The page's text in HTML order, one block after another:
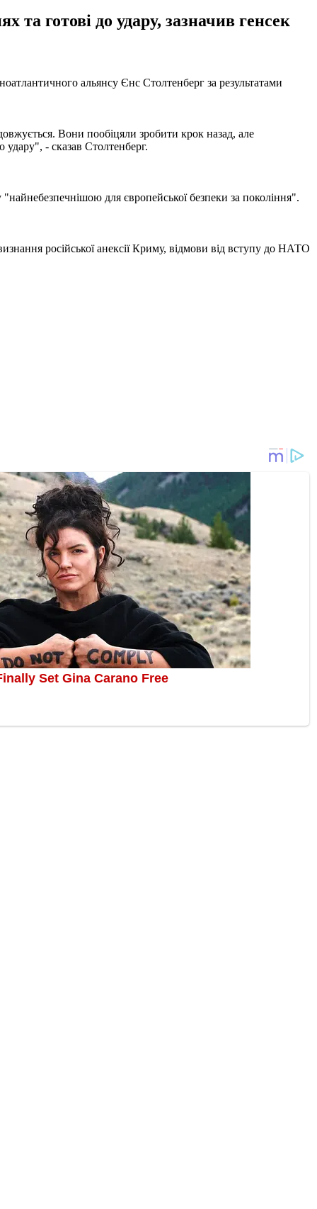
та готові до удару, зазначив генсек
альянсу Єнс Столтенберг за результатами
Вони пообіцяли зробити крок назад, але
- сказав Столтенберг.
для європейської безпеки за покоління".
російської анексії Криму, відмови від вступу до НАТО